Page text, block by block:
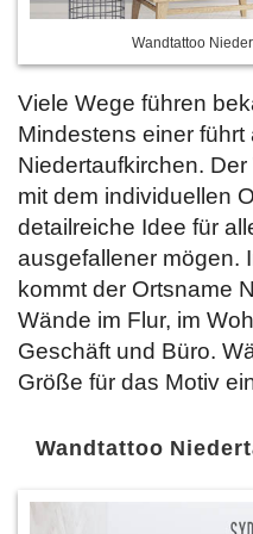
Wandtattoo
Viele Wege führen
Mindestens einer
Niedertaufkirchen.
mit dem individuellen
detailreiche Idee für
ausgefallener mögen.
kommt der Ortsname
Wände im Flur, im
Geschäft und Büro.
Größe für das Motiv
Wandtattoo